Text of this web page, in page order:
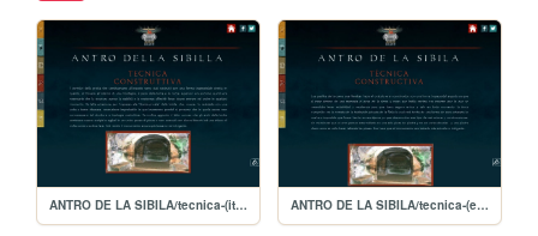
ANTRO DE LA SIBILA/tecnica-(italiano) ANTRO DE LA SIBILA/tecnica-(español)